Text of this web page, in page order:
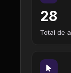
28
Total de